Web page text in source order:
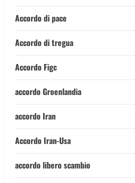
Accordo di pace
Accordo di tregua
Accordo Figc
accordo Groenlandia
accordo Iran
Accordo Iran-Usa
accordo libero scambio